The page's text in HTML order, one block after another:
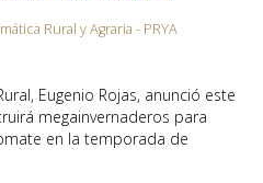
Rural y Agraria - PRYA
Eugenio Rojas, anunció este
megainvernaderos para
en la temporada de